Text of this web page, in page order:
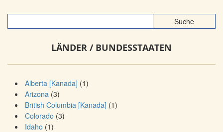
LÄNDER / BUNDESSTAATEN
Alberta [Kanada] (1)
Arizona (3)
British Columbia [Kanada] (1)
Colorado (3)
Idaho (1)